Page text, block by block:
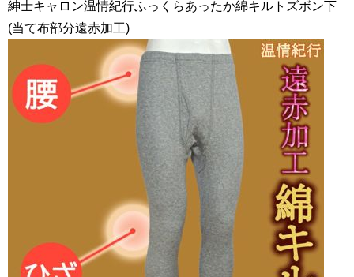
紳士キャロン温情紀行ふっくらあったか綿キルトズボン下
(当て布部分遠赤加工)